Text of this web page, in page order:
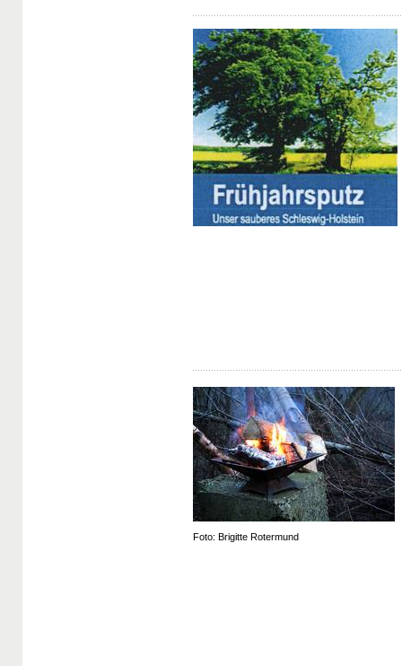
Foto: Brigitte Rotermund